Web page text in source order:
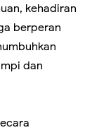
kehadiran
berperan
dan